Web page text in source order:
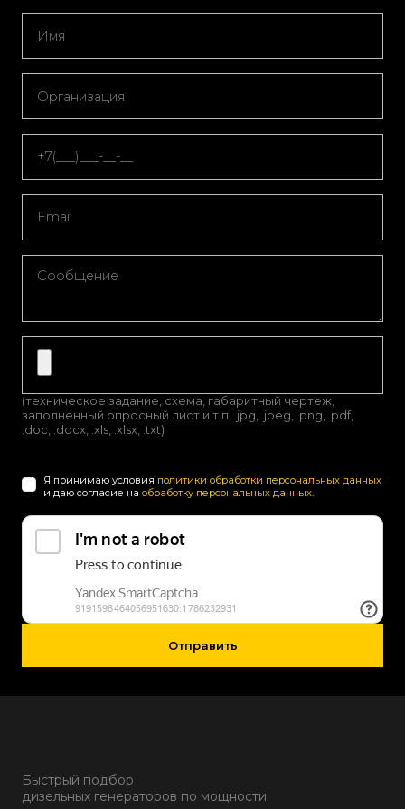
(техническое задание, схема, габаритный чертеж,
заполненный опросный лист и т.п. .jpg, .jpeg, .png, .pdf,
.doc, .docx, .xls, .xlsx, .txt)
Я принимаю условия политики обработки персональных данных
и даю согласие на обработку персональных данных.
Отправить
Быстрый подбор
дизельных генераторов по мощности